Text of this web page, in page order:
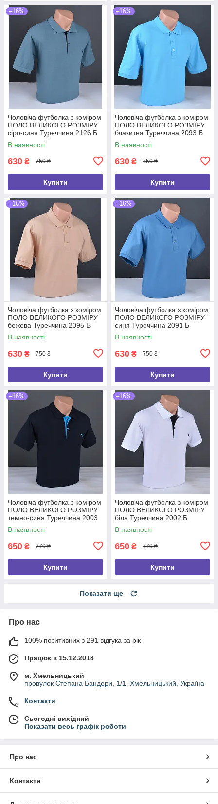
–16%
Чоловіча футболка з коміром
ПОЛО ВЕЛИКОГО РОЗМІРУ
сіро-синя Туреччина 2126 Б
В наявності
630 ₴ 750 ₴
Купити
–16%
Чоловіча футболка з коміром
ПОЛО ВЕЛИКОГО РОЗМІРУ
блакитна Туреччина 2093 Б
В наявності
630 ₴ 750 ₴
Купити
–16%
Чоловіча футболка з коміром
ПОЛО ВЕЛИКОГО РОЗМІРУ
бежева Туреччина 2095 Б
В наявності
630 ₴ 750 ₴
Купити
–16%
Чоловіча футболка з коміром
ПОЛО ВЕЛИКОГО РОЗМІРУ
синя Туреччина 2091 Б
В наявності
630 ₴ 750 ₴
Купити
–16%
Чоловіча футболка з коміром
ПОЛО ВЕЛИКОГО РОЗМІРУ
темно-синя Туреччина 2003
Б
В наявності
650 ₴ 770 ₴
Купити
–16%
Чоловіча футболка з коміром
ПОЛО ВЕЛИКОГО РОЗМІРУ
біла Туреччина 2002 Б
В наявності
650 ₴ 770 ₴
Купити
Показати ще
Про нас
100% позитивних з 291 відгука за рік
Працює з 15.12.2018
м. Хмельницький
провулок Степана Бандери, 1/1, Хмельницький, Україна
Контакти
Сьогодні вихідний
Показати весь графік роботи
Про нас
Контакти